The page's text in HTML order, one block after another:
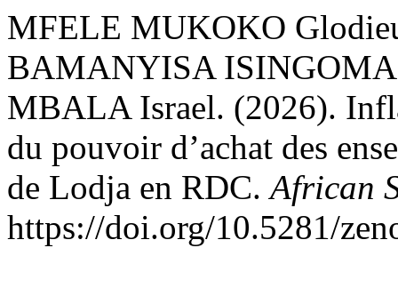
MFELE MUKOKO
BAMANYISA
MBALA Israel. (2026).
du pouvoir d’achat des
de Lodja en RDC.African
https://doi.org/10.5281/